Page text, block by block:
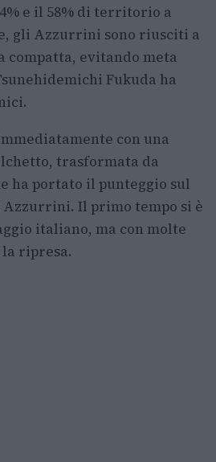
e il 58% di territorio a
gli Azzurrini sono riusciti a
compatta, evitando meta
Fukuda ha
con una
trasformata da
ha portato il punteggio sul
Azzurrini. Il primo tempo si è
italiano, ma con molte
ripresa.